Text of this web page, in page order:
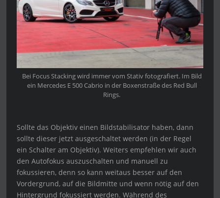
Bei Focus Stacking wird immer vom Stativ fotografiert. Im Bild
ein Mercedes E 500 Cabrio in der Boxenstraße des Red Bull
Rings.
Sollte das Objektiv einen Bildstabilisator haben, dann
sollte dieser jetzt ausgeschaltet werden (in der Regel
ein Schalter am Objektiv). Weiters empfehlen wir auch
den Autofokus auszuschalten und manuell zu
fokussieren, denn so kann weitaus besser auf den
Vordergrund, auf die Bildmitte und wenn nötig auf den
Hintergrund fokussiert werden. Während des